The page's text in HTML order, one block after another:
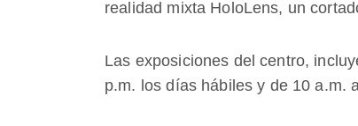
realidad mixta HoloLens, un
Las exposiciones del centro,
p.m. los días hábiles y de 10 a.m.